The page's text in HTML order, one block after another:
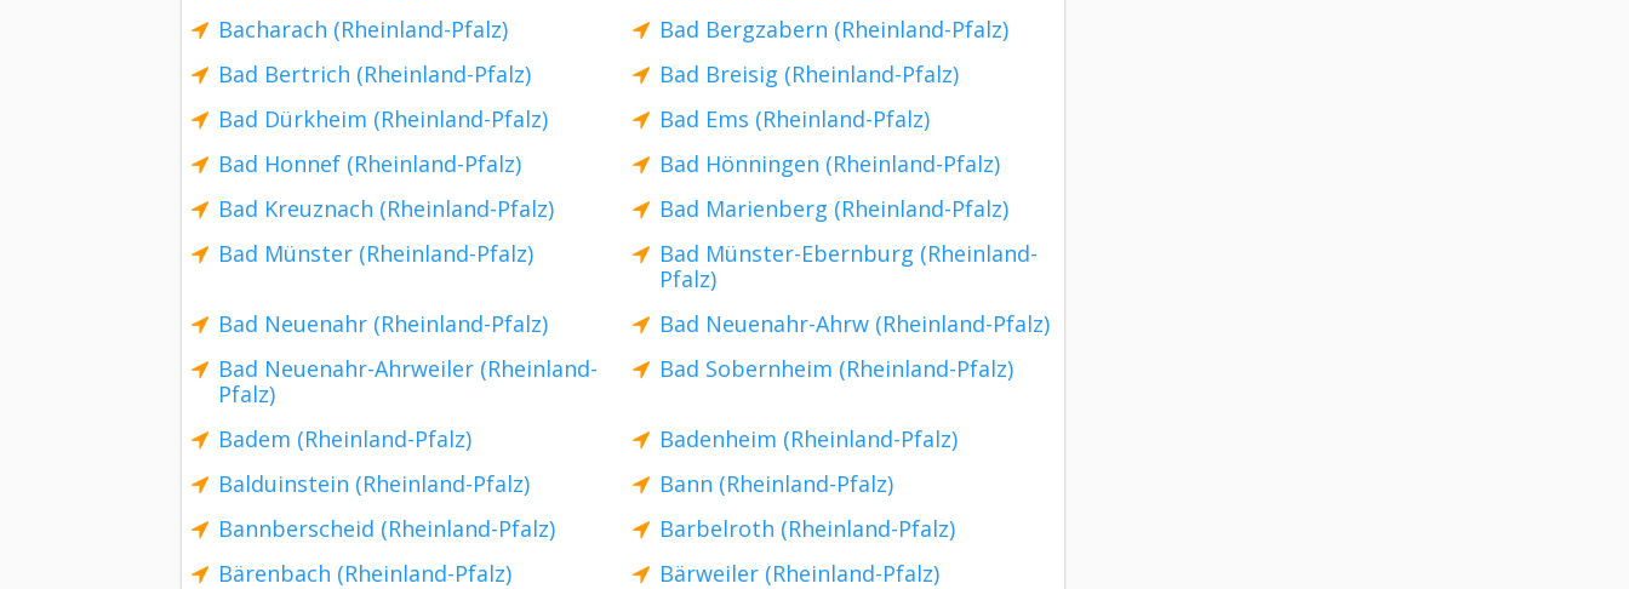
Bacharach (Rheinland-Pfalz)
Bad Bergzabern (Rheinland-Pfalz)
Bad Bertrich (Rheinland-Pfalz)
Bad Breisig (Rheinland-Pfalz)
Bad Dürkheim (Rheinland-Pfalz)
Bad Ems (Rheinland-Pfalz)
Bad Honnef (Rheinland-Pfalz)
Bad Hönningen (Rheinland-Pfalz)
Bad Kreuznach (Rheinland-Pfalz)
Bad Marienberg (Rheinland-Pfalz)
Bad Münster (Rheinland-Pfalz)
Bad Münster-Ebernburg (Rheinland-
Pfalz)
Bad Neuenahr (Rheinland-Pfalz)
Bad Neuenahr-Ahrw (Rheinland-Pfalz)
Bad Neuenahr-Ahrweiler (Rheinland-
Pfalz)
Bad Sobernheim (Rheinland-Pfalz)
Badem (Rheinland-Pfalz)
Badenheim (Rheinland-Pfalz)
Balduinstein (Rheinland-Pfalz)
Bann (Rheinland-Pfalz)
Bannberscheid (Rheinland-Pfalz)
Barbelroth (Rheinland-Pfalz)
Bärenbach (Rheinland-Pfalz)
Bärweiler (Rheinland-Pfalz)